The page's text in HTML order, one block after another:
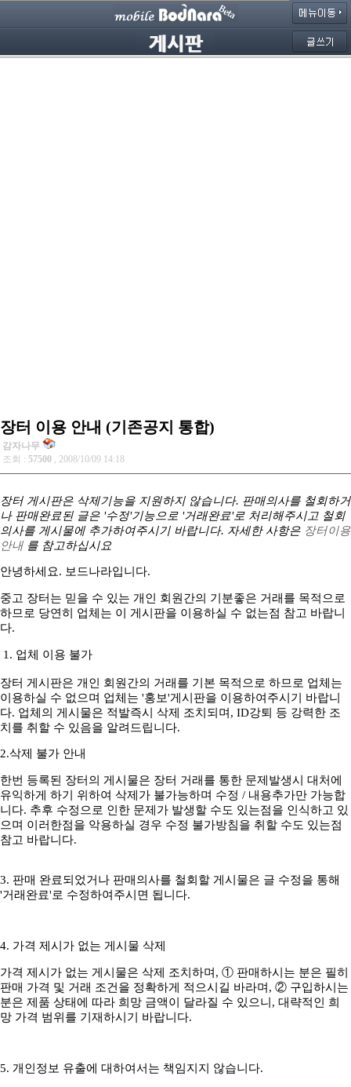
장터 이용 안내 (기존공지 통합)
감자나무
조회 : 57500 , 2008/10/09 14:18
장터 게시판은 삭제기능을 지원하지 않습니다. 판매의사를 철회하거
나 판매완료된 글은 '수정'기능으로 '거래완료'로 처리해주시고 철회
의사를 게시물에 추가하여주시기 바랍니다. 자세한 사항은 장터이용
안내 를 참고하십시요
안녕하세요. 보드나라입니다.
중고 장터는 믿을 수 있는 개인 회원간의 기분좋은 거래를 목적으로
하므로 당연히 업체는 이 게시판을 이용하실 수 없는점 참고 바랍니
다.
1. 업체 이용 불가
장터 게시판은 개인 회원간의 거래를 기본 목적으로 하므로 업체는
이용하실 수 없으며 업체는 '홍보'게시판을 이용하여주시기 바랍니
다. 업체의 게시물은 적발즉시 삭제 조치되며, ID강퇴 등 강력한 조
치를 취할 수 있음을 알려드립니다.
2.삭제 불가 안내
한번 등록된 장터의 게시물은 장터 거래를 통한 문제발생시 대처에
유익하게 하기 위하여 삭제가 불가능하며 수정 / 내용추가만 가능합
니다. 추후 수정으로 인한 문제가 발생할 수도 있는점을 인식하고 있
으며 이러한점을 악용하실 경우 수정 불가방침을 취할 수도 있는점
참고 바랍니다.
3. 판매 완료되었거나 판매의사를 철회할 게시물은 글 수정을 통해
'거래완료'로 수정하여주시면 됩니다.
4. 가격 제시가 없는 게시물 삭제
가격 제시가 없는 게시물은 삭제 조치하며, ① 판매하시는 분은 필히
판매 가격 및 거래 조건을 정확하게 적으시길 바라며, ② 구입하시는
분은 제품 상태에 따라 희망 금액이 달라질 수 있으니, 대략적인 희
망 가격 범위를 기재하시기 바랍니다.
5. 개인정보 유출에 대하여서는 책임지지 않습니다.